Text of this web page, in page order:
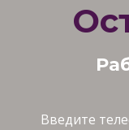
Введите